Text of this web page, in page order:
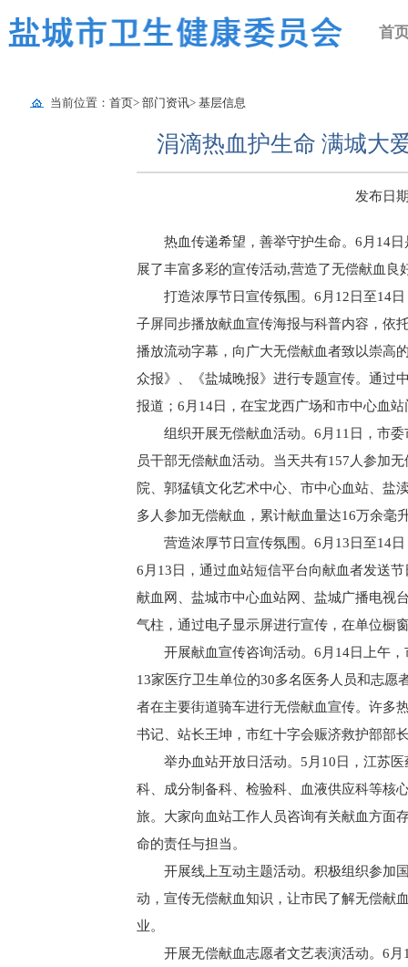
首
当前位置： 首页> 部门资讯> 基层信息
涓滴热血护生命 满城大
发布日
热血传递希望，善举守护生命。6月14
展了丰富多彩的宣传活动,营造了无偿献血良
打造浓厚节日宣传氛围。6月12日至14
子屏同步播放献血宣传海报与科普内容，依
播放流动字幕，向广大无偿献血者致以崇高
众报》、《盐城晚报》进行专题宣传。通过
报道；6月14日，在宝龙西广场和市中心血
组织开展无偿献血活动。6月11日，市
员干部无偿献血活动。当天共有157人参加
院、郭猛镇文化艺术中心、市中心血站、盐
多人参加无偿献血，累计献血量达16万余毫
营造浓厚节日宣传氛围。6月13日至14
6月13日，通过血站短信平台向献血者发送
献血网、盐城市中心血站网、盐城广播电视
气柱，通过电子显示屏进行宣传，在单位橱
开展献血宣传咨询活动。6月14日上午
13家医疗卫生单位的30多名医务人员和志愿
者在主要街道骑车进行无偿献血宣传。许多
书记、站长王坤，市红十字会赈济救护部部
举办血站开放日活动。5月10日，江苏
科、成分制备科、检验科、血液供应科等核
旅。大家向血站工作人员咨询有关献血方面
命的责任与担当。
开展线上互动主题活动。积极组织参加
动，宣传无偿献血知识，让市民了解无偿献
业。
开展无偿献血志愿者文艺表演活动。6